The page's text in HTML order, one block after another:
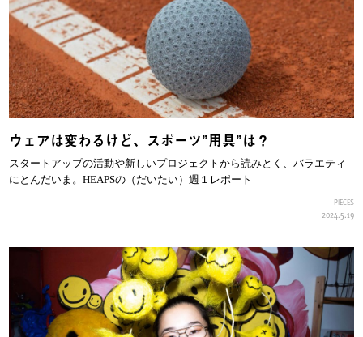
ウェアは変わるけど、スポーツ”用具”は？
スタートアップの活動や新しいプロジェクトから読みとく、バラエティ
にとんだいま。HEAPSの（だいたい）週１レポート
PIECES
2024.5.19